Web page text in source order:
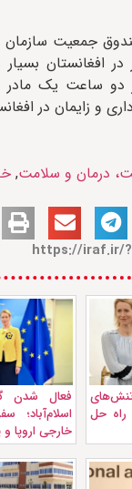
جمعیت سازمان
در افغانستان
دو ساعت یک مادر
و زایمان در
درمان و سلامت,
راه حل
فعال شدن
خارجی اروپا